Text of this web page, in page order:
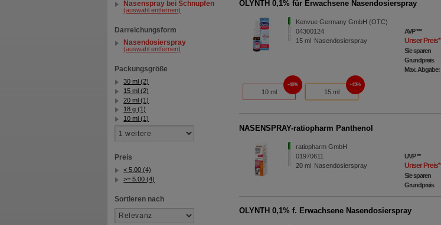
Nasenspray bei Schnupfen
(auswahl entfernen)
Darreichungsform
Nasendosierspray
(auswahl entfernen)
Packungsgröße
30 ml (2)
15 ml (2)
20 ml (1)
18 g (1)
10 ml (1)
Preis
< 5.00 (4)
>= 5.00 (4)
Sortieren nach
OLYNTH 0,1% für Erwachsene Nasendosierspray
Kenvue Germany GmbH (OTC)
04300124
15 ml Nasendosierspray
AVP***
Unser Preis*
Sie sparen
Grundpreis
Max. Abgabe:
10 ml
40%
15 ml
43%
NASENSPRAY-ratiopharm Panthenol
ratiopharm GmbH
01970611
20 ml Nasendosierspray
UVP**
Unser Preis*
Sie sparen
Grundpreis
OLYNTH 0,1% f. Erwachsene Nasendosierspray